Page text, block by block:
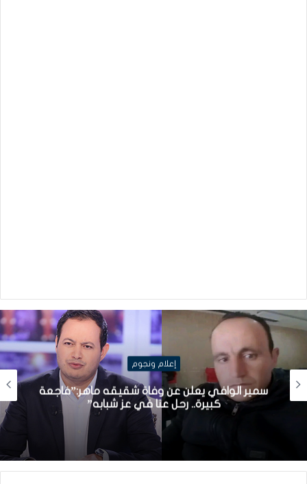
إعلام ونجوم
سمير الوافي يعلن عن وفاة شقيقه ماهر:”فاجعة
كبيرة.. رحل عنا في عز شبابه”